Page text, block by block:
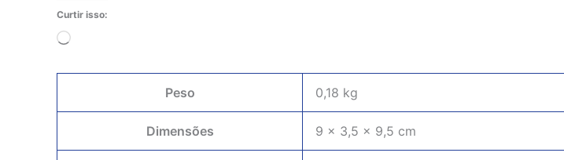
Curtir isso:
Carregando...
Peso 0,18 kg
Dimensões 9 × 3,5 × 9,5 cm